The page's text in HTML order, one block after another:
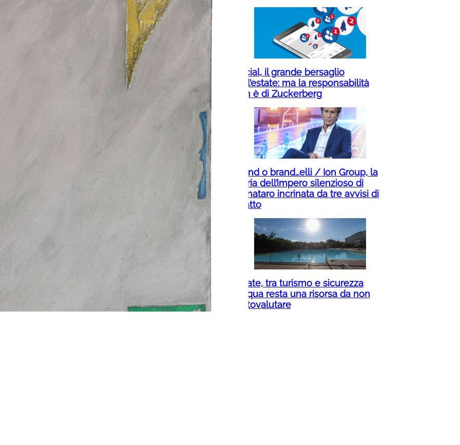
Social, il grande bersaglio
dell’estate: ma la responsabilità
non è di Zuckerberg
Brand o brand…elli / Ion Group, la
storia dell’impero silenzioso di
Pignataro incrinata da tre avvisi di
sfratto
Estate, tra turismo e sicurezza
l’acqua resta una risorsa da non
sottovalutare